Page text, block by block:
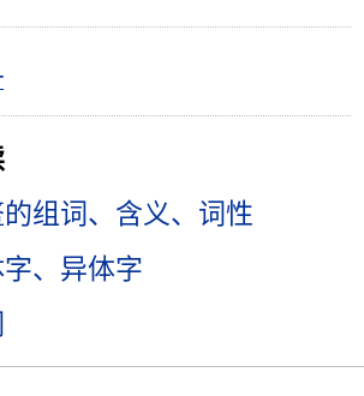
组词、含义、词性
、异体字